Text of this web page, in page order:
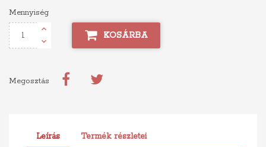
Mennyiség
KOSÁRBA
Megosztás
Leírás Termék részletei